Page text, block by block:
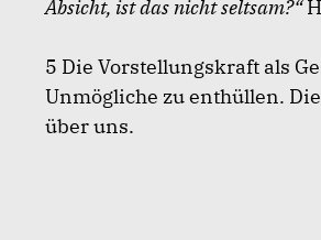
Absicht, ist das nicht seltsam?“
5 Die Vorstellungskraft als
Unmögliche zu enthüllen.
über uns.